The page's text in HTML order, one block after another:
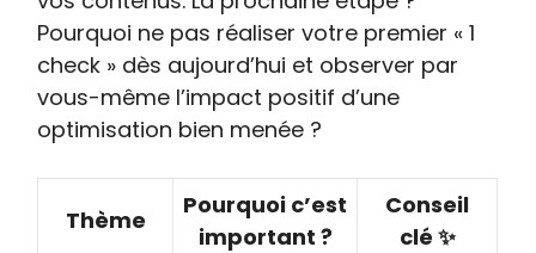
Pourquoi ne pas réaliser votre premier « 1
check » dès aujourd’hui et observer par
vous-même l’impact positif d’une
optimisation bien menée ?
Thème
Pourquoi c’est
important ?
Conseil
clé ✨